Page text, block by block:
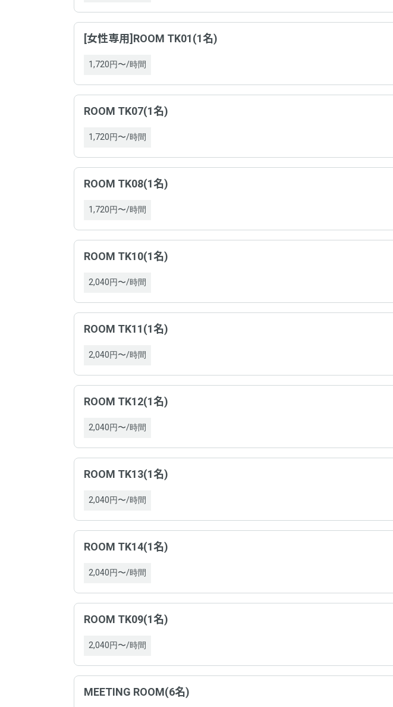
[女性専用]ROOM TK01(1名)
1,720円〜/時間
ROOM TK07(1名)
1,720円〜/時間
ROOM TK08(1名)
1,720円〜/時間
ROOM TK10(1名)
2,040円〜/時間
ROOM TK11(1名)
2,040円〜/時間
ROOM TK12(1名)
2,040円〜/時間
ROOM TK13(1名)
2,040円〜/時間
ROOM TK14(1名)
2,040円〜/時間
ROOM TK09(1名)
2,040円〜/時間
MEETING ROOM(6名)
お得さ 0.0
野村不動産株式会社
ワー
ドロップイン料金以外
なし
ドロ
チェ
クレ
支払時期 チェッ
・チ
・チ
した
は、チ
要が
「空
「空
「空
ドロ
お問
事業者名 野村不
ワー
ドロップイン料金以外
なし
ドロ
チェ
クレ
チェ
キャンセルについて
・チェ
・チ
した
は、
要があ
ス約款
「空
「空
契約条件 ドロッ
チェ
以下のQRコードをスマートフォン